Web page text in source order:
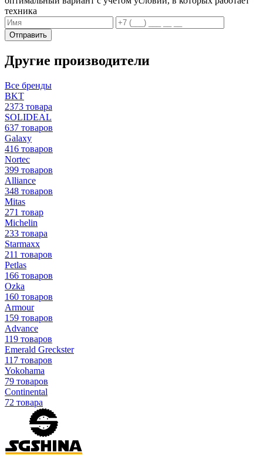
техника
Отправить
Другие производители
Все бренды
BKT
2373 товара
SOLIDEAL
637 товаров
Galaxy
416 товаров
Nortec
399 товаров
Alliance
348 товаров
Mitas
271 товар
Michelin
233 товара
Starmaxx
211 товаров
Petlas
166 товаров
Ozka
160 товаров
Armour
159 товаров
Advance
119 товаров
Emerald Greckster
117 товаров
Yokohama
79 товаров
Continental
72 товара